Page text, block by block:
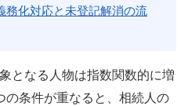
務化対応と未登記解消の流
となる人物は指数関数的に増
の条件が重なると、相続人の